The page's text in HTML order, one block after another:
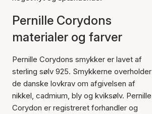
Pernille Corydons
materialer og farver
Pernille Corydons smykker er lavet af
sterling sølv 925. Smykkerne overholder
de danske lovkrav om afgivelsen af
nikkel, cadmium, bly og kviksølv. Pernille
Corydon er registreret forhandler og